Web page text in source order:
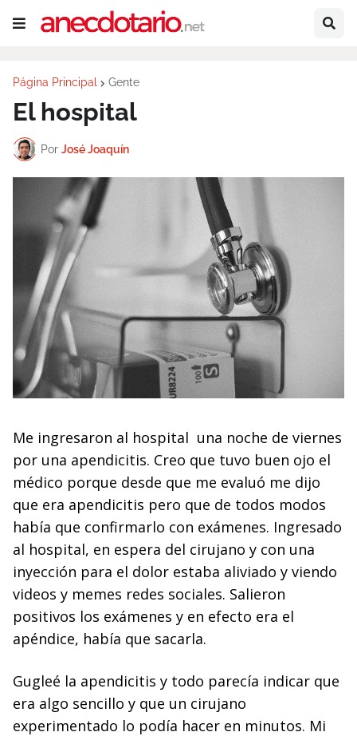
Página Principal Gente
El hospital
Por José Joaquín
Me ingresaron al hospital una noche de viernes
por una apendicitis. Creo que tuvo buen ojo el
médico porque desde que me evaluó me dijo
que era apendicitis pero que de todos modos
había que confirmarlo con exámenes. Ingresado
al hospital, en espera del cirujano y con una
inyección para el dolor estaba aliviado y viendo
videos y memes redes sociales. Salieron
positivos los exámenes y en efecto era el
apéndice, había que sacarla.
Gugleé la apendicitis y todo parecía indicar que
era algo sencillo y que un cirujano
experimentado lo podía hacer en minutos. Mi